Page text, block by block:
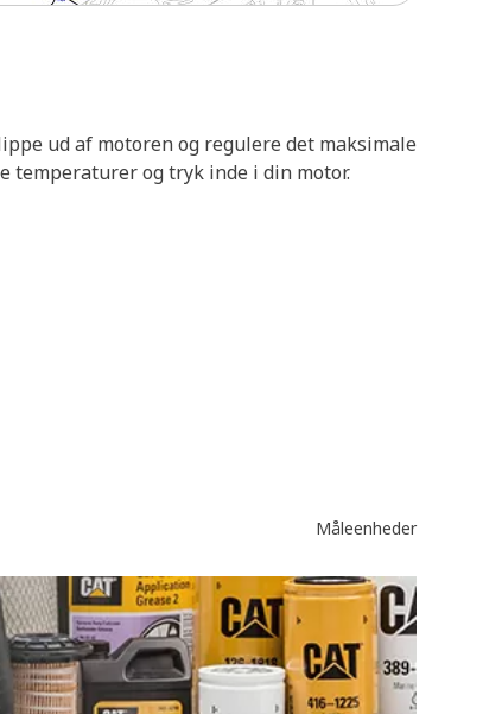
ud af motoren og regulere det maksimale
temperaturer og tryk inde i din motor.
Måleenheder